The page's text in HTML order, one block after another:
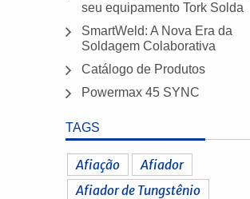
seu equipamento Tork Solda
SmartWeld: A Nova Era da
Soldagem Colaborativa
Catálogo de Produtos
Powermax 45 SYNC
TAGS
Afiação
Afiador
Afiador de Tungstênio